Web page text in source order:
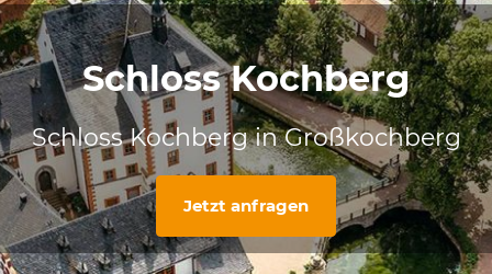
Schloss Kochberg
Schloss Kochberg in Großkochberg
Jetzt anfragen